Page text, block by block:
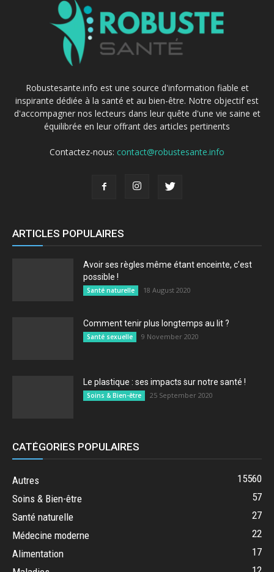
Robustesante.info est une source d'information fiable et
inspirante dédiée à la santé et au bien-être. Notre objectif est
d'accompagner nos lecteurs dans leur quête d'une vie saine et
équilibrée en leur offrant des articles pertinents
Contactez-nous: contact@robustesante.info
ARTICLES POPULAIRES
Avoir ses règles même étant enceinte, c’est
possible !
Santé naturelle 18 August 2020
Comment tenir plus longtemps au lit ?
Santé sexuelle 9 November 2020
Le plastique : ses impacts sur notre santé !
Soins & Bien-être 25 September 2020
CATÉGORIES POPULAIRES
Autres
15560
Soins & Bien-être
57
Santé naturelle
27
Médecine moderne
22
Alimentation
17